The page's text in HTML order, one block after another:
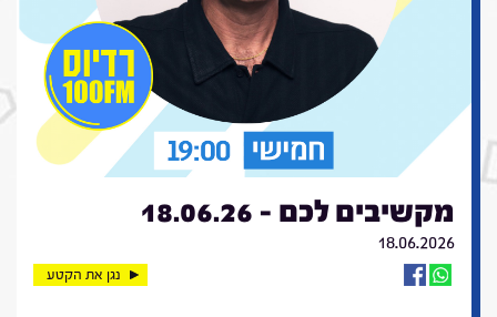
מקשיבים לכם - 18.06.26
18.06.2026
נגן את הקטע